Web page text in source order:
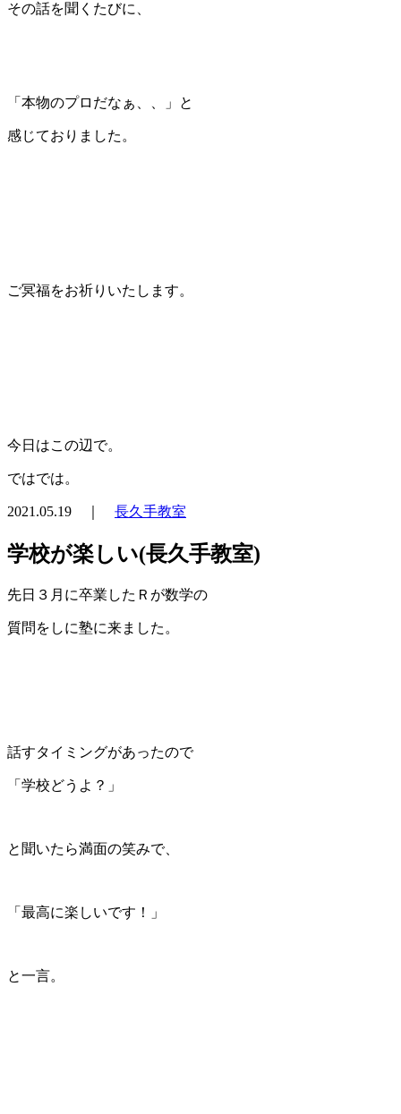
その話を聞くたびに、
「本物のプロだなぁ、、」と
感じておりました。
ご冥福をお祈りいたします。
今日はこの辺で。
ではでは。
2021.05.19 ｜ 長久手教室
学校が楽しい(長久手教室)
先日３月に卒業したＲが数学の
質問をしに塾に来ました。
話すタイミングがあったので
「学校どうよ？」
と聞いたら満面の笑みで、
「最高に楽しいです！」
と一言。